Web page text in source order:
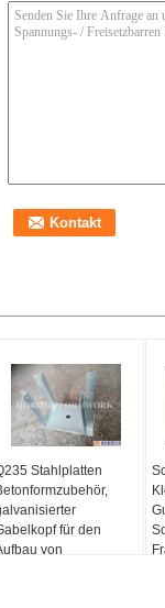
Stahlplatten
für den
von